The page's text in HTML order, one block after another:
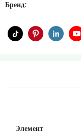
Бренд:
Элемент